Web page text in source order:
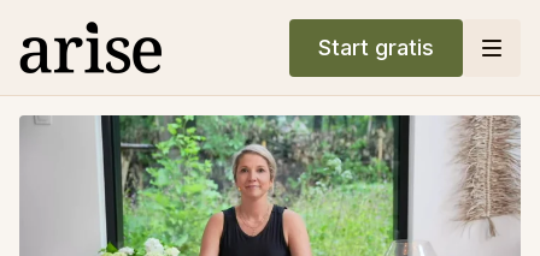
Start gratis